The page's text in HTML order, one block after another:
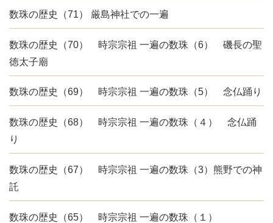
数珠の歴史（71） 厳島神社での一遍
数珠の歴史（70） 時宗宗祖 一遍の数珠（6） 磯長の聖
徳太子廟
数珠の歴史（69） 時宗宗祖 一遍の数珠（5） 念仏踊り
数珠の歴史（68） 時宗宗祖 一遍の数珠（４） 念仏踊
り
数珠の歴史（67） 時宗宗祖 一遍の数珠（3）熊野での神
託
数珠の歴史（65） 時宗宗祖 一遍の数珠（１）